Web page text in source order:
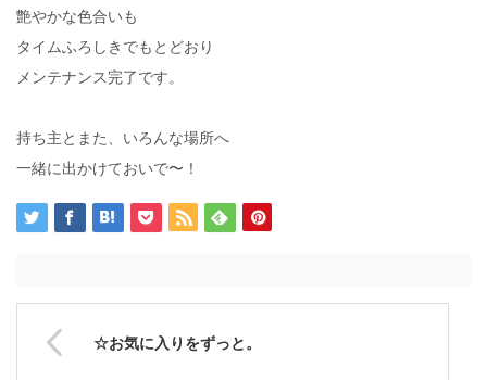
艶やかな色合いも
タイムふろしきでもとどおり
メンテナンス完了です。
持ち主とまた、いろんな場所へ
一緒に出かけておいで〜！
☆お気に入りをずっと。